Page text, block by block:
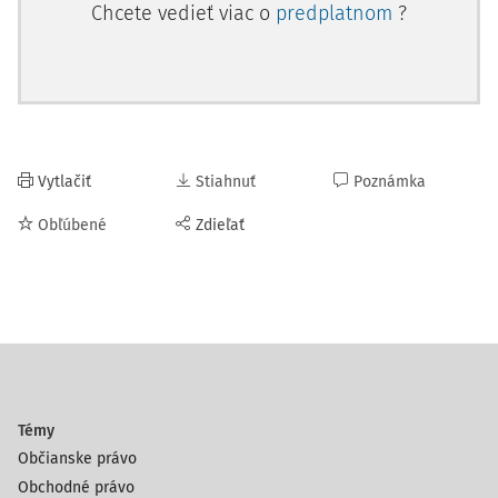
Chcete vedieť viac o predplatnom ?
Vytlačiť
Obľúbené
Stiahnuť
Zdieľať
Poznámka
Témy
Občianske právo
Obchodné právo